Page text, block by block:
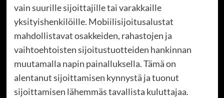
vain suurille sijoittajille tai varakkaille
yksityishenkilöille. Mobiilisijoitusalustat
mahdollistavat osakkeiden, rahastojen ja
vaihtoehtoisten sijoitustuotteiden hankinnan
muutamalla napin painalluksella. Tämä on
alentanut sijoittamisen kynnystä ja tuonut
sijoittamisen lähemmäs tavallista kuluttajaa.